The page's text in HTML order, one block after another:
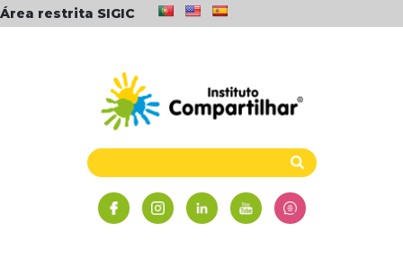
Área restrita SIGIC